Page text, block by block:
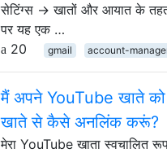
सेटिंग्स → खातों और आयात के
पर यह एक …
20
gmail account-
मैं अपने YouTube खाते
खाते से कैसे अनलिंक करूं?
मेरा YouTube खाता स्वचालित